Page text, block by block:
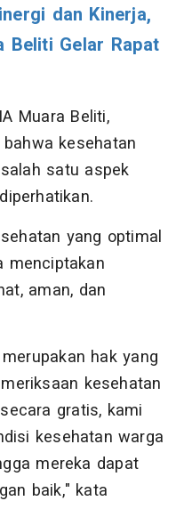
dan Kinerja,
Beliti Gelar Rapat
Muara Beliti,
kesehatan
satu aspek
yang optimal
menciptakan
aman, dan
hak yang
kesehatan
gratis, kami
kesehatan warga
mereka dapat
baik," kata